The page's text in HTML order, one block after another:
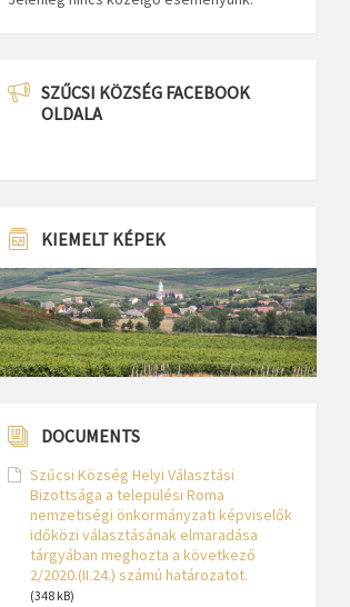
SZŰCSI KÖZSÉG FACEBOOK
OLDALA
KIEMELT KÉPEK
DOCUMENTS
Szűcsi Község Helyi Választási
Bizottsága a települési Roma
nemzetiségi önkormányzati képviselők
időközi választásának elmaradása
tárgyában meghozta a következő
2/2020.(II.24.) számú határozatot.
(348 kB)